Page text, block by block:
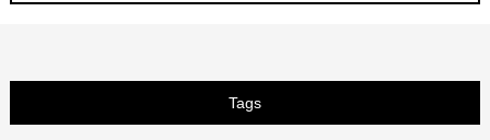
Tags